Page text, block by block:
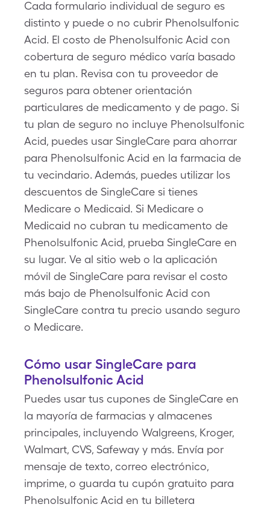
Cada formulario individual de seguro es
distinto y puede o no cubrir Phenolsulfonic
Acid. El costo de Phenolsulfonic Acid con
cobertura de seguro médico varía basado
en tu plan. Revisa con tu proveedor de
seguros para obtener orientación
particulares de medicamento y de pago. Si
tu plan de seguro no incluye Phenolsulfonic
Acid, puedes usar SingleCare para ahorrar
para Phenolsulfonic Acid en la farmacia de
tu vecindario. Además, puedes utilizar los
descuentos de SingleCare si tienes
Medicare o Medicaid. Si Medicare o
Medicaid no cubran tu medicamento de
Phenolsulfonic Acid, prueba SingleCare en
su lugar. Ve al sitio web o la aplicación
móvil de SingleCare para revisar el costo
más bajo de Phenolsulfonic Acid con
SingleCare contra tu precio usando seguro
o Medicare.
Cómo usar SingleCare para
Phenolsulfonic Acid
Puedes usar tus cupones de SingleCare en
la mayoría de farmacias y almacenes
principales, incluyendo Walgreens, Kroger,
Walmart, CVS, Safeway y más. Envía por
mensaje de texto, correo electrónico,
imprime, o guarda tu cupón gratuito para
Phenolsulfonic Acid en tu billetera